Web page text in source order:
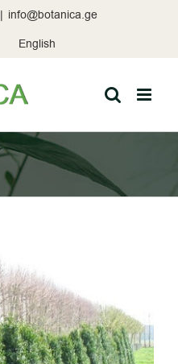
| info@botanica.ge
English